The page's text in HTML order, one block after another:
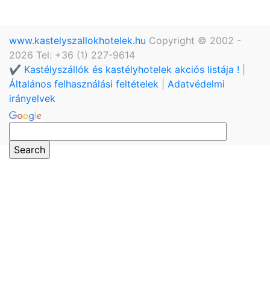
www.kastelyszallokhotelek.hu Copyright © 2002 -
2026 Tel: +36 (1) 227-9614
✔️ Kastélyszállók és kastélyhotelek akciós listája !
Általános felhasználási feltételek
Adatvédelmi
irányelvek